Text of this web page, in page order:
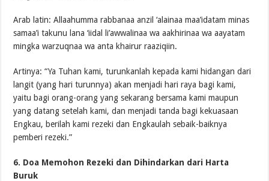
Arab latin: Allaahumma rabbanaa anzil ‘alainaa maa’idatam minas
samaa’i takunu lana ‘iidal li’awwalinaa wa aakhirinaa wa aayatam
mingka warzuqnaa wa anta khairur raaziqiin.
Artinya: “Ya Tuhan kami, turunkanlah kepada kami hidangan dari
langit (yang hari turunnya) akan menjadi hari raya bagi kami,
yaitu bagi orang-orang yang sekarang bersama kami maupun
yang datang setelah kami, dan menjadi tanda bagi kekuasaan
Engkau, berilah kami rezeki dan Engkaulah sebaik-baiknya
pemberi rezeki.”
6. Doa Memohon Rezeki dan Dihindarkan dari Harta
Buruk